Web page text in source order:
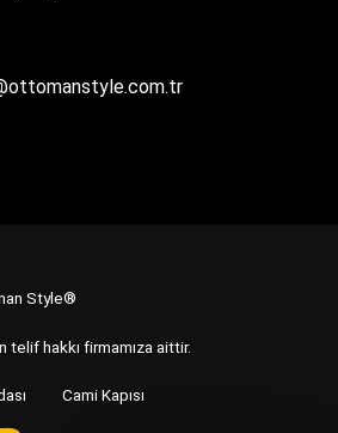
Style®
hakkı firmamıza aittir.
Cami Kapısı